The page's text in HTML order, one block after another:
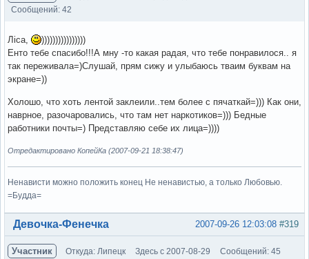
Сообщений: 42
Лiса,
))))))))))))))))
Енто тебе спасибо!!!А мну -то какая радая, что тебе понравилося.. я
так переживала=)Слушай, прям сижу и улыбаюсь тваим буквам на
экране=))
Холошо, что хоть лентой заклеили..тем более с пячаткай=))) Как они,
наврное, разочаровались, что там нет наркотиков=))) Бедные
работники почты=) Представляю себе их лица=))))
Отредактировано КопейКа (2007-09-21 18:38:47)
Ненависти можно положить конец Не ненавистью, а только Любовью.
=Будда=
Вне форума #319
2007-09-26 12:03:08
Девочка-Фенечка
Участник Откуда: Липецк Здесь с 2007-08-29 Сообщений: 45